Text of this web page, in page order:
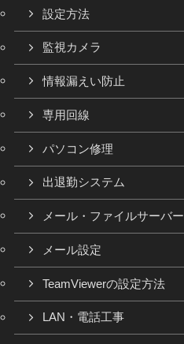
設定方法
監視カメラ
情報漏えい防止
専用回線
パソコン修理
出退勤システム
メール・ファイルサーバー
メール設定
TeamViewerの設定方法
LAN・電話工事